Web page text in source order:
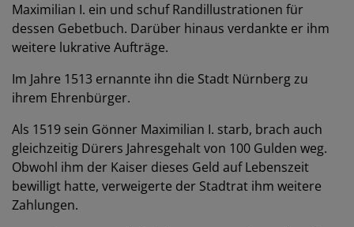
Maximilian I. ein und schuf Randillustrationen für
dessen Gebetbuch. Darüber hinaus verdankte er ihm
weitere lukrative Aufträge.
Im Jahre 1513 ernannte ihn die Stadt Nürnberg zu
ihrem Ehrenbürger.
Als 1519 sein Gönner Maximilian I. starb, brach auch
gleichzeitig Dürers Jahresgehalt von 100 Gulden weg.
Obwohl ihm der Kaiser dieses Geld auf Lebenszeit
bewilligt hatte, verweigerte der Stadtrat ihm weitere
Zahlungen.